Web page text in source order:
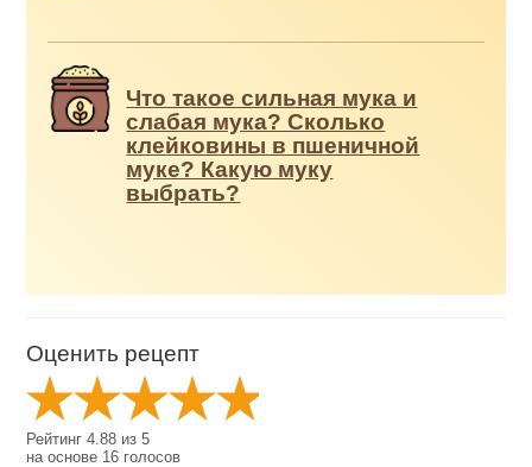
Что такое сильная мука и
слабая мука? Сколько
клейковины в пшеничной
муке? Какую муку
выбрать?
Оценить рецепт
Рейтинг4.88 из5
на основе 16 голосов